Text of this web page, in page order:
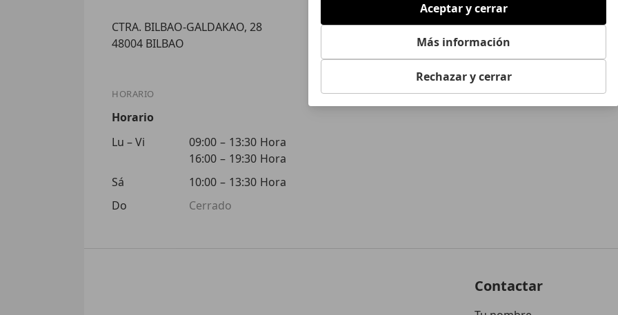
CTRA. BILBAO-GALDAKAO, 28
48004 BILBAO
Mostrar número
HORARIO
Horario
Lu – Vi
09:00 – 13:30 Hora
16:00 – 19:30 Hora
Sá
10:00 – 13:30 Hora
Do
Cerrado
Contactar
Aceptar y cerrar
Más información
Rechazar y cerrar